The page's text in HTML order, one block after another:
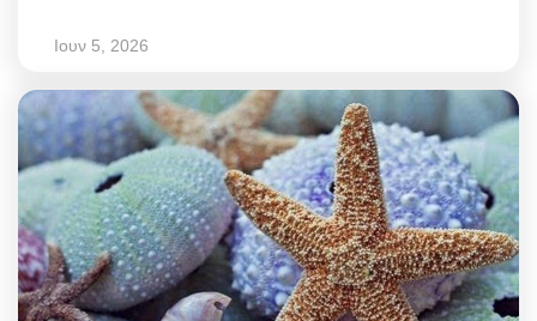
Ιουν 5, 2026